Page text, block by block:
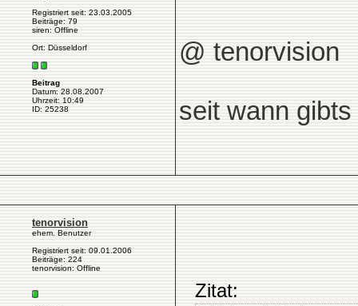
Registriert seit: 23.03.2005
Beiträge: 79
siren: Offline
Ort: Düsseldorf
Beitrag
Datum: 28.08.2007
Uhrzeit: 10:49
ID: 25238
@ tenorvision
seit wann
tenorvision
ehem. Benutzer
Registriert seit: 09.01.2006
Beiträge: 224
tenorvision: Offline
Zitat: